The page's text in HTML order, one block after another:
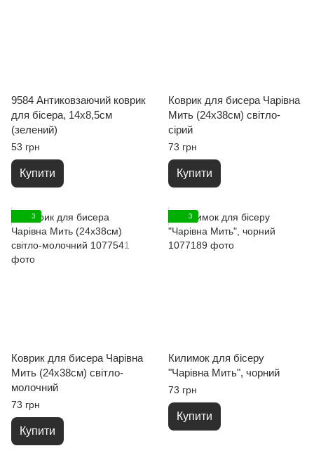
9584 Антиковзаючий коврик
для бісера, 14х8,5см
(зелений)
53 грн
Купити
Коврик для бисера Чарівна
Мить (24х38см) світло-
сірий
73 грн
Купити
3
Коврик для бисера Чарівна
Мить (24х38см) світло-
молочний
73 грн
Купити
3
Килимок для бісеру
"Чарівна Мить", чорний
73 грн
Купити